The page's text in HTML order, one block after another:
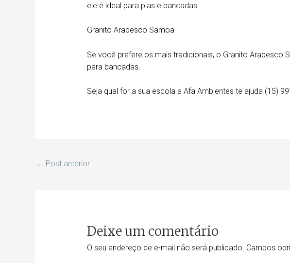
ele é ideal para pias e bancadas.
Granito Arabesco Samoa
Se você prefere os mais tradicionais, o Granito Arabesco
para bancadas.
Seja qual for a sua escola a Afa Ambientes te ajuda (15)
← Post anterior
Deixe um comentário
O seu endereço de e-mail não será publicado. Campos